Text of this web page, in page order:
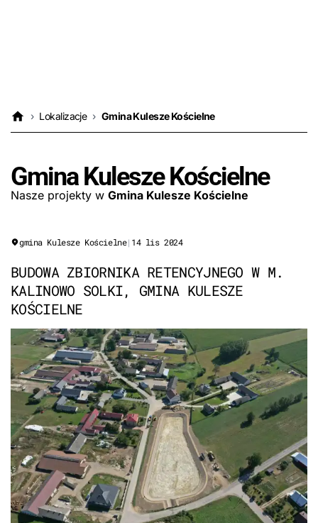
› Lokalizacje › Gmina Kulesze Kościelne
Gmina Kulesze Kościelne
Nasze projekty w Gmina Kulesze Kościelne
gmina Kulesze Kościelne| 14 lis 2024
BUDOWA ZBIORNIKA RETENCYJNEGO W M.
KALINOWO SOLKI, GMINA KULESZE
KOŚCIELNE